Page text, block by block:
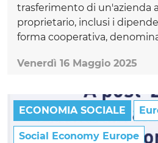
trasferimento di un'azienda
proprietario, inclusi i
forma cooperativa,
Venerdì 16 Maggio 2025
ECONOMIA SOCIALE
Social Economy Europe